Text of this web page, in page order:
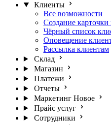
Клиенты
Все возможности
Создание карточки
Чёрный список
Оповещение
Рассылка клиентам
Склад
Магазин
Платежи
Отчеты
Маркетинг Новое
Прайс услуг
Сотрудники